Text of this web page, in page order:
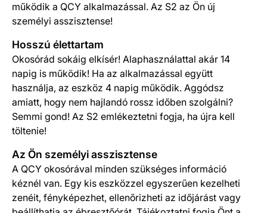
működik a QCY alkalmazással. Az S2 az Ön új
személyi asszisztense!
Hosszú élettartam
Okosórád sokáig elkísér! Alaphasználattal akár 14
napig is működik! Ha az alkalmazással együtt
használja, az eszköz 4 napig működik. Aggódsz
amiatt, hogy nem hajlandó rossz időben szolgálni?
Semmi gond! Az S2 emlékeztetni fogja, ha újra kell
töltenie!
Az Ön személyi asszisztense
A QCY okosórával minden szükséges információ
kéznél van. Egy kis eszközzel egyszerűen kezelheti
zenéit, fényképezhet, ellenőrizheti az időjárást vagy